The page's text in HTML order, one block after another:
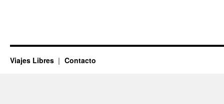
Viajes Libres Contacto